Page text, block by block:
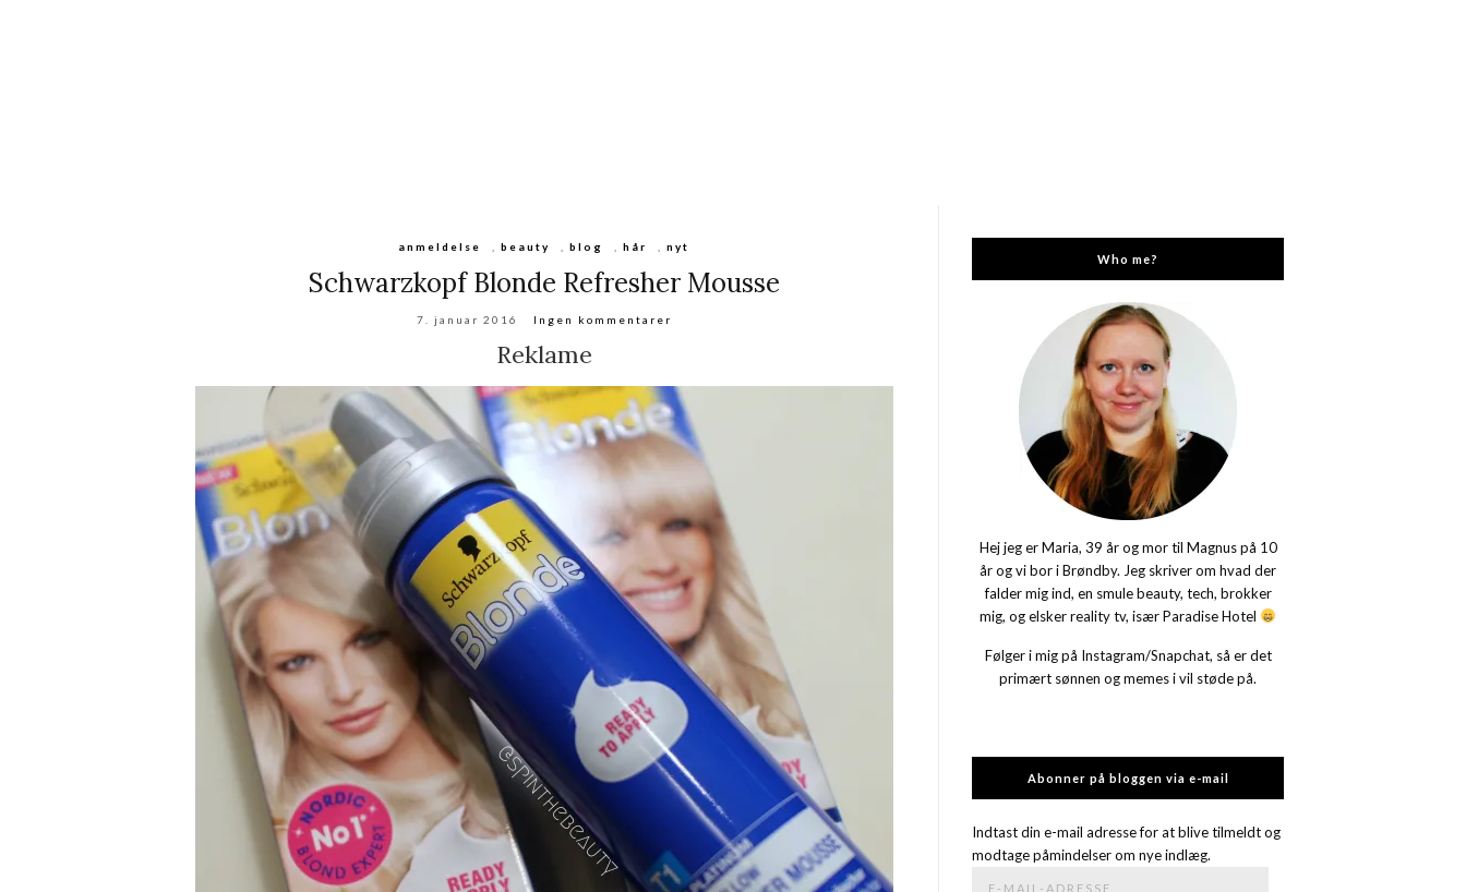
anmeldelse ,beauty ,blog ,hår ,nyt
Schwarzkopf Blonde Refresher Mousse
7. januar 2016 Ingen kommentarer
Reklame
Who me?
Hej jeg er Maria, 39 år og mor til Magnus på 10
år og vi bor i Brøndby. Jeg skriver om hvad der
falder mig ind, en smule beauty, tech, brokker
mig, og elsker reality tv, især Paradise Hotel
Følger i mig på Instagram/Snapchat, så er det
primært sønnen og memes i vil støde på.
Abonner på bloggen via e-mail
Indtast din e-mail adresse for at blive tilmeldt og
modtage påmindelser om nye indlæg.